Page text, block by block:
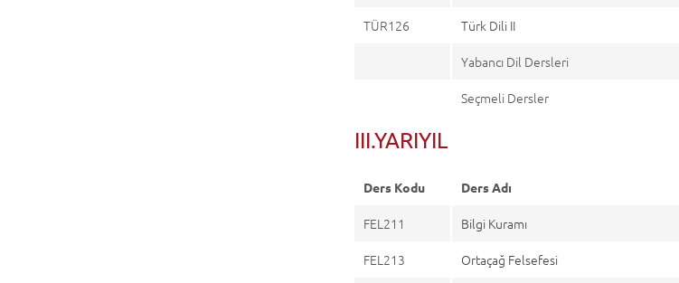
TÜR126
Türk Dili II
Yabancı Dil Dersleri
Seçmeli Dersler
III.YARIYIL
Ders Kodu Ders Adı
FEL211 Bilgi Kuramı
FEL213
Ortaçağ Felsefesi